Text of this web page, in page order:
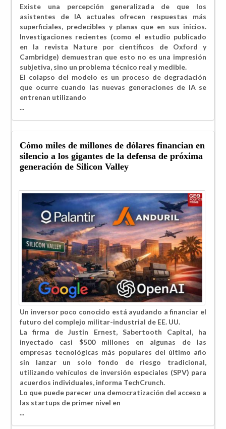
Existe una percepción generalizada de que los
asistentes de IA actuales ofrecen respuestas más
superficiales, predecibles y planas que en sus inicios.
Investigaciones recientes (como el estudio publicado
en la revista Nature por científicos de Oxford y
Cambridge) demuestran que esto no es una impresión
subjetiva, sino un problema técnico real y medible.
​El colapso del modelo es un proceso de degradación
que ocurre cuando las nuevas generaciones de IA se
entrenan utilizando
...
Cómo miles de millones de dólares financian en
silencio a los gigantes de la defensa de próxima
generación de Silicon Valley
Un inversor poco conocido está ayudando a financiar el
futuro del complejo militar-industrial de EE. UU.
La firma de Justin Ernest, Sabertooth Capital, ha
inyectado casi $500 millones en algunas de las
empresas tecnológicas más populares del último año
sin lanzar un solo fondo de riesgo tradicional,
utilizando vehículos de inversión especiales (SPV) para
acuerdos individuales, informa TechCrunch.
Lo que puede parecer una democratización del acceso a
las startups de primer nivel en
...